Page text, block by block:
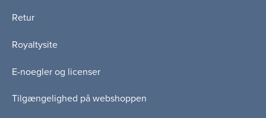
Retur
Royaltysite
E-noegler og licenser
Tilgængelighed på webshoppen